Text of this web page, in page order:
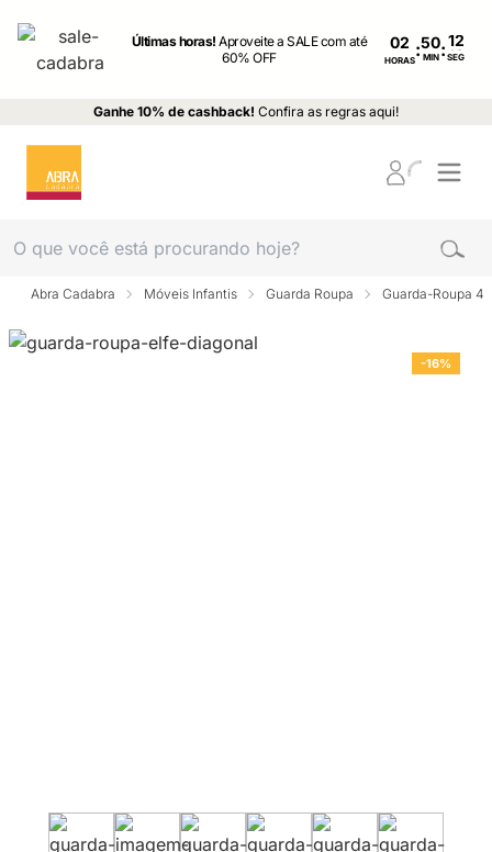
Últimas horas!Aproveite a SALE com até
60% OFF
02
HORAS: MIN : SEG
Ganhe 10% de cashback! Confira as regras aqui!
Abra Cadabra Móveis Infantis Guarda Roupa Guarda-Roupa 4
-16%